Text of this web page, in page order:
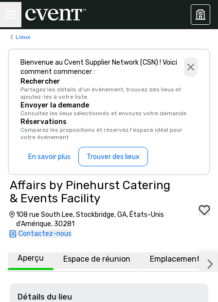
Lieux
Bienvenue au Cvent Supplier Network (CSN) ! Voici
comment commencer :
Rechercher
Partagez les détails d'un événement, trouvez des lieux et
ajoutez-les à votre liste.
Envoyer la demande
Consultez les lieux sélectionnés et envoyez votre demande
Réservations
Comparez les propositions et réservez l'espace idéal pour
votre événement
En savoir plus Trouver des lieux
Affairs by Pinehurst Catering
& Events Facility
108 rue South Lee, Stockbridge, GA, États-Unis
d'Amérique, 30281
Contactez-nous
Aperçu Espace de réunion Emplacement
Détails du lieu